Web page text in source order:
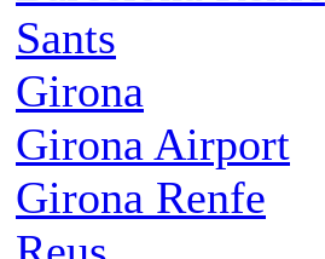
Sants
Girona
Girona Airport
Girona Renfe